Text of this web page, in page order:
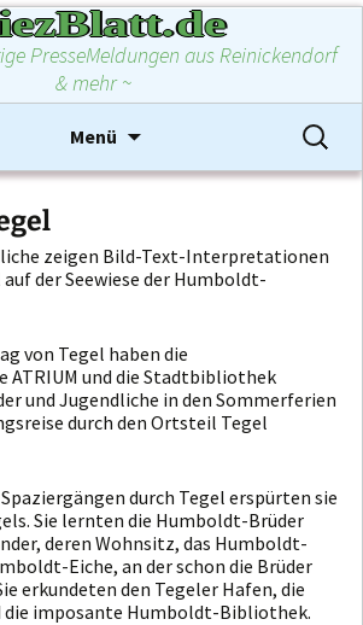
PresseMeldungen aus Reinickendorf
& mehr ~
Menü
springen
Suchen
nach:
zeigen Bild-Text-Interpretationen
auf der Seewiese der Humboldt-
von Tegel haben die
ATRIUM und die Stadtbibliothek
und Jugendliche in den Sommerferien
durch den Ortsteil Tegel
durch Tegel erspürten sie
Sie lernten die Humboldt-Brüder
deren Wohnsitz, das Humboldt-
Eiche, an der schon die Brüder
erkundeten den Tegeler Hafen, die
die imposante Humboldt-Bibliothek.